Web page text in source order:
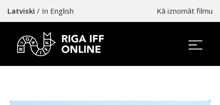
Kā iznomāt filmu
Latviski / In English